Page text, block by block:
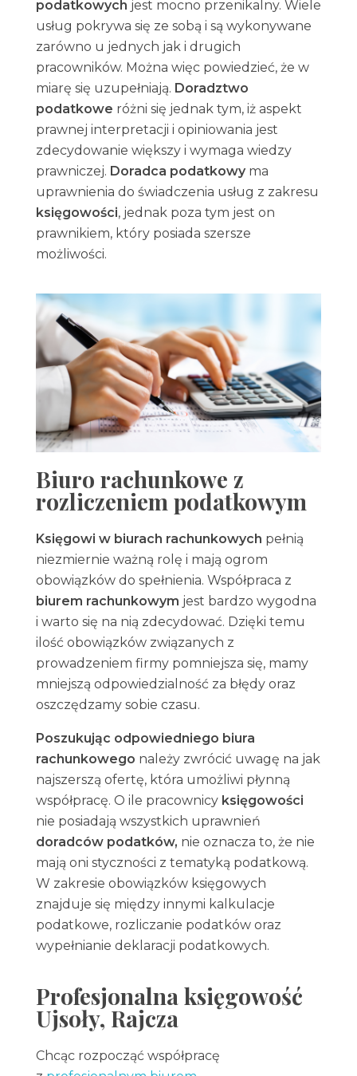
podatkowych jest mocno przenikalny. Wiele
usług pokrywa się ze sobą i są wykonywane
zarówno u jednych jak i drugich
pracowników. Można więc powiedzieć, że w
miarę się uzupełniają. Doradztwo
podatkowe różni się jednak tym, iż aspekt
prawnej interpretacji i opiniowania jest
zdecydowanie większy i wymaga wiedzy
prawniczej. Doradca podatkowy ma
uprawnienia do świadczenia usług z zakresu
księgowości, jednak poza tym jest on
prawnikiem, który posiada szersze
możliwości.
Biuro rachunkowe z
rozliczeniem podatkowym
Księgowi w biurach rachunkowych pełnią
niezmiernie ważną rolę i mają ogrom
obowiązków do spełnienia. Współpraca z
biurem rachunkowym jest bardzo wygodna
i warto się na nią zdecydować. Dzięki temu
ilość obowiązków związanych z
prowadzeniem firmy pomniejsza się, mamy
mniejszą odpowiedzialność za błędy oraz
oszczędzamy sobie czasu.
Poszukując odpowiedniego biura
rachunkowego należy zwrócić uwagę na jak
najszerszą ofertę, która umożliwi płynną
współpracę. O ile pracownicy księgowości
nie posiadają wszystkich uprawnień
doradców podatków, nie oznacza to, że nie
mają oni styczności z tematyką podatkową.
W zakresie obowiązków księgowych
znajduje się między innymi kalkulacje
podatkowe, rozliczanie podatków oraz
wypełnianie deklaracji podatkowych.
Profesjonalna księgowość
Ujsoły, Rajcza
Chcąc rozpocząć współpracę